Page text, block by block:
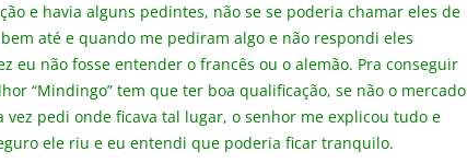
e havia alguns pedintes, não se se poderia chamar eles de
até e quando me pediram algo e não respondi eles
eu não fosse entender o francês ou o alemão. Pra conseguir
“Mindingo” tem que ter boa qualificação, se não o mercado
vez pedi onde ficava tal lugar, o senhor me explicou tudo e
ele riu e eu entendi que poderia ficar tranquilo.